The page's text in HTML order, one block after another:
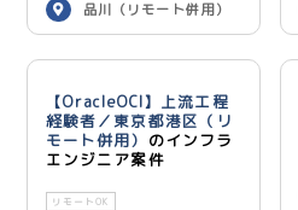
品川（リモート併用）
【OracleOCI】上流工程
経験者／東京都港区（リ
モート併用） のインフラ
エンジニア案件
リモートOK